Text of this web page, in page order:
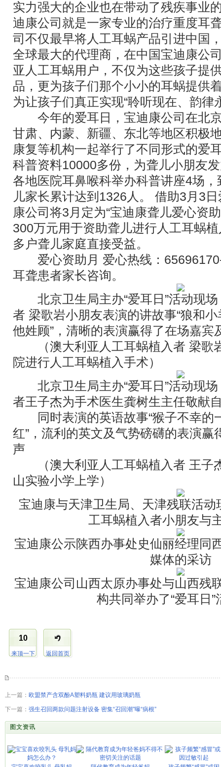
实力强大的企业也在带动了残疾事业
迪康公司就是一家专业的治疗重度耳
司不仅最早将人工耳蜗产品引进中国
全球最大的代理商，在中国宝迪康公
亚人工耳蜗用户，不仅为这些孩子提
品，更为孩子们那个小小的耳蜗提供
为让孩子们真正实现“聆听现在、韵律
今年的爱耳日，宝迪康公司在北京
甘肃、内蒙、新疆、东北等地区积极
康复等机构一起举行了不同形式的爱
科普资料10000多份，为聋儿小朋友
各地医院耳鼻喉科举办科普讲座4场
儿家长累计达到1326人。 借助3月3
康公司将3月定为“宝迪康聋儿爱心资
300万元用于资助聋儿进行人工耳蜗
多户聋儿家庭直接受益。
爱心资助月 爱心热线：
耳聋患者家长咨询。
北京卫生局主办“爱耳日”活动现场
者 梁歌岩小朋友表演的讲故事“狼和小
他姓顾”，清晰的表演赢得了在场嘉宾
（澳大利亚人工耳蜗植入者 梁歌
院进行人工耳蜗植入手术）
北京卫生局主办“爱耳日”活动现场
者王子杰为手术医生龚树生主任敬献
同时表演的英语故事“猴子不幸的
红”，流利的英文及气势磅礴的表演赢
声
（澳大利亚人工耳蜗植入者 王子
山实验小学上学）
宝迪康与天津卫生局、天津残联活
工耳蜗植入者小朋友与
宝迪康公示陕西办事处史仙丽经理同
媒体的采访
宝迪康公司山西太原办事处与山西残
构共同举办了“爱耳日”
10
来顶一下 返回首页
上一篇： 欧盟禁产含双酚A塑料奶瓶 建议用玻璃奶瓶
下一篇： 强生召回两款问题注射设备 密集“召回潮”曝“病根”
图文资讯